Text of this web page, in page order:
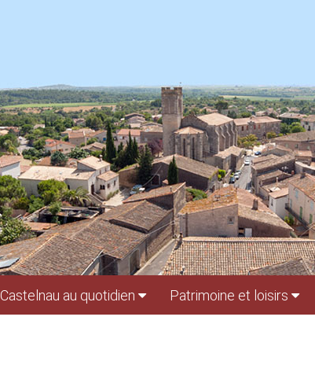
Castelnau au quotidien Patrimoine et loisirs